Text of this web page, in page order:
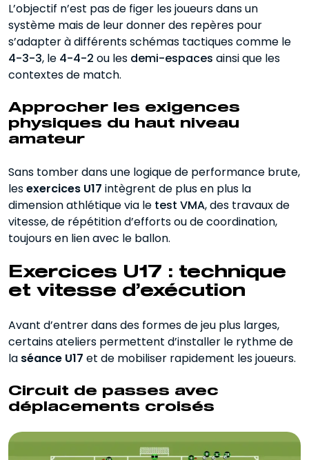
L’objectif n’est pas de figer les joueurs dans un
système mais de leur donner des repères pour
s’adapter à différents schémas tactiques comme le
4-3-3, le 4-4-2 ou les demi-espaces ainsi que les
contextes de match.
Approcher les exigences
physiques du haut niveau
amateur
Sans tomber dans une logique de performance brute,
lesexercices U17 intègrent de plus en plus la
dimension athlétique via le test VMA, des travaux de
vitesse, de répétition d’efforts ou de coordination,
toujours en lien avec le ballon.
Exercices U17 : technique
et vitesse d’exécution
Avant d’entrer dans des formes de jeu plus larges,
certains ateliers permettent d’installer le rythme de
la séance U17 et de mobiliser rapidement les joueurs.
Circuit de passes avec
déplacements croisés